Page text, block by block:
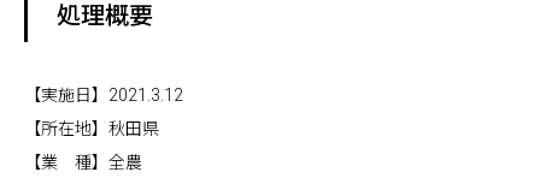
処理概要
【実施日】2021.3.12
【所在地】秋田県
【業 種】全農